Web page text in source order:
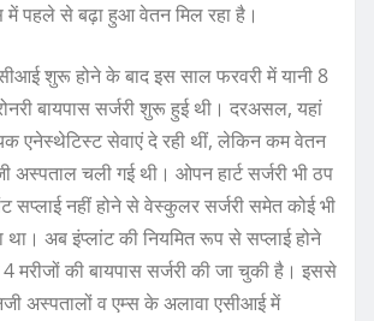
में पहले से बढ़ा हुआ वेतन मिल रहा है।
शुरू होने के बाद इस साल फरवरी में यानी 8
बायपास सर्जरी शुरू हुई थी। दरअसल, यहां
एनेस्थेटिस्ट सेवाएं दे रही थीं, लेकिन कम वेतन
अस्पताल चली गई थी। ओपन हार्ट सर्जरी भी ठप
सप्लाई नहीं होने से वेस्कुलर सर्जरी समेत कोई भी
था। अब इंप्लांट की नियमित रूप से सप्लाई होने
की बायपास सर्जरी की जा चुकी है। इससे
अस्पतालों व एम्स के अलावा एसीआई में